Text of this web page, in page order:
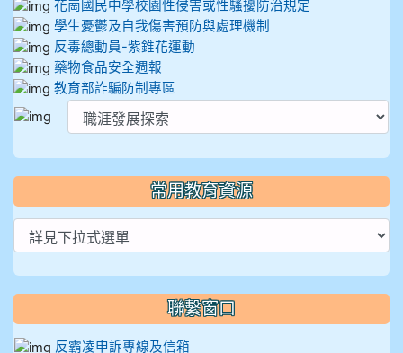
花崗國民中學校園性侵害或性騷擾防治規定
學生憂鬱及自我傷害預防與處理機制
反毒總動員-紫錐花運動
藥物食品安全週報
教育部詐騙防制專區
常用教育資源
聯繫窗口
反霸凌申訴專線及信箱